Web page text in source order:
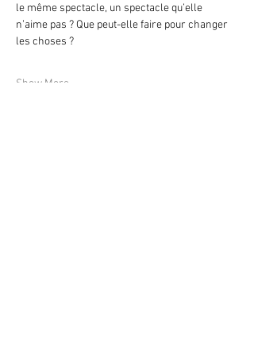
le même spectacle, un spectacle qu’elle
n’aime pas ? Que peut-elle faire pour changer
les choses ?
Show More